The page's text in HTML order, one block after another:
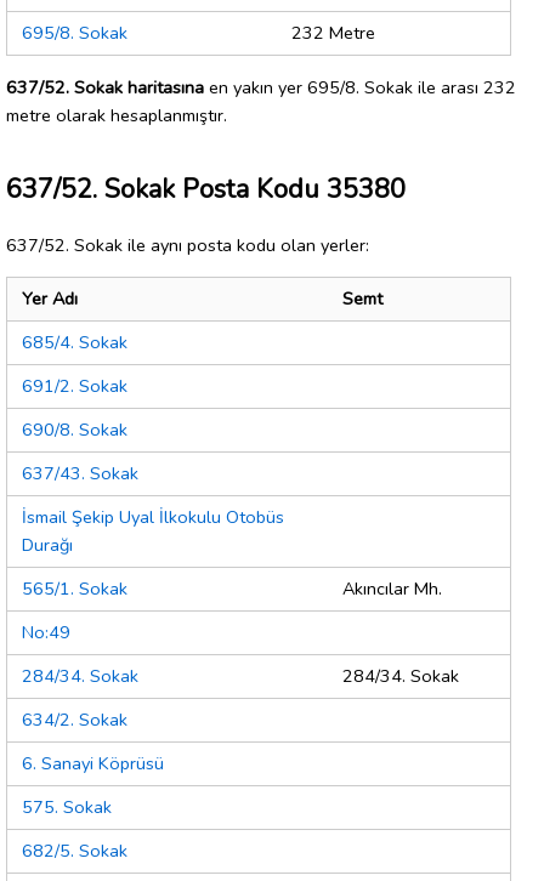
695/8. Sokak
232 Metre
637/52. Sokak haritasına en yakın yer 695/8. Sokak ile arası 232
metre olarak hesaplanmıştır.
637/52. Sokak Posta Kodu 35380
637/52. Sokak ile aynı posta kodu olan yerler:
Yer Adı
Semt
685/4. Sokak
691/2. Sokak
690/8. Sokak
637/43. Sokak
İsmail Şekip Uyal İlkokulu Otobüs
Durağı
565/1. Sokak
Akıncılar Mh.
No:49
284/34. Sokak
284/34. Sokak
634/2. Sokak
6. Sanayi Köprüsü
575. Sokak
682/5. Sokak